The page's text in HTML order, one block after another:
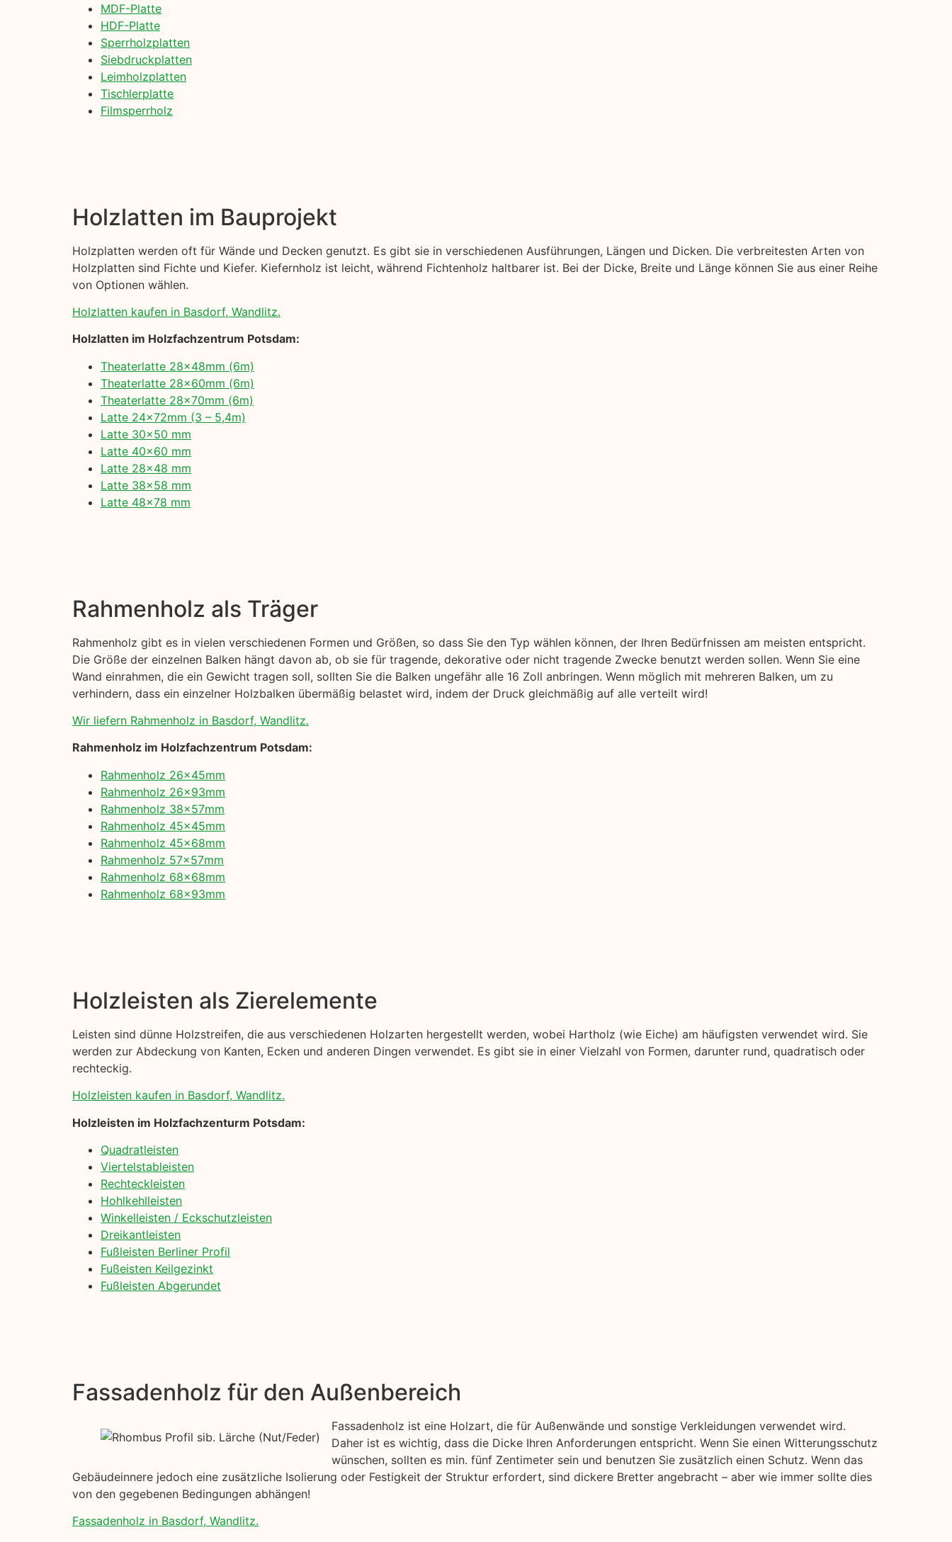
MDF-Platte
HDF-Platte
Sperrholzplatten
Siebdruckplatten
Leimholzplatten
Tischlerplatte
Filmsperrholz
Holzlatten im Bauprojekt
Holzplatten werden oft für Wände und Decken genutzt. Es gibt sie in verschiedenen Ausführungen, Längen und Dicken. Die verbreitesten Arten von
Holzplatten sind Fichte und Kiefer. Kiefernholz ist leicht, während Fichtenholz haltbarer ist. Bei der Dicke, Breite und Länge können Sie aus einer Reihe
von Optionen wählen.
Holzlatten kaufen in Basdorf, Wandlitz.
Holzlatten im Holzfachzentrum Potsdam:
Theaterlatte 28x48mm (6m)
Theaterlatte 28x60mm (6m)
Theaterlatte 28x70mm (6m)
Latte 24x72mm (3 – 5,4m)
Latte 30×50 mm
Latte 40×60 mm
Latte 28×48 mm
Latte 38×58 mm
Latte 48×78 mm
Rahmenholz als Träger
Rahmenholz gibt es in vielen verschiedenen Formen und Größen, so dass Sie den Typ wählen können, der Ihren Bedürfnissen am meisten entspricht.
Die Größe der einzelnen Balken hängt davon ab, ob sie für tragende, dekorative oder nicht tragende Zwecke benutzt werden sollen. Wenn Sie eine
Wand einrahmen, die ein Gewicht tragen soll, sollten Sie die Balken ungefähr alle 16 Zoll anbringen. Wenn möglich mit mehreren Balken, um zu
verhindern, dass ein einzelner Holzbalken übermäßig belastet wird, indem der Druck gleichmäßig auf alle verteilt wird!
Wir liefern Rahmenholz in Basdorf, Wandlitz.
Rahmenholz im Holzfachzentrum Potsdam:
Rahmenholz 26x45mm
Rahmenholz 26x93mm
Rahmenholz 38x57mm
Rahmenholz 45x45mm
Rahmenholz 45x68mm
Rahmenholz 57x57mm
Rahmenholz 68x68mm
Rahmenholz 68x93mm
Holzleisten als Zierelemente
Leisten sind dünne Holzstreifen, die aus verschiedenen Holzarten hergestellt werden, wobei Hartholz (wie Eiche) am häufigsten verwendet wird. Sie
werden zur Abdeckung von Kanten, Ecken und anderen Dingen verwendet. Es gibt sie in einer Vielzahl von Formen, darunter rund, quadratisch oder
rechteckig.
Holzleisten kaufen in Basdorf, Wandlitz.
Holzleisten im Holzfachzenturm Potsdam:
Quadratleisten
Viertelstableisten
Rechteckleisten
Hohlkehlleisten
Winkelleisten / Eckschutzleisten
Dreikantleisten
Fußleisten Berliner Profil
Fußeisten Keilgezinkt
Fußleisten Abgerundet
Fassadenholz für den Außenbereich
Fassadenholz ist eine Holzart, die für Außenwände und sonstige Verkleidungen verwendet wird.
Daher ist es wichtig, dass die Dicke Ihren Anforderungen entspricht. Wenn Sie einen Witterungsschutz
wünschen, sollten es min. fünf Zentimeter sein und benutzen Sie zusätzlich einen Schutz. Wenn das
Gebäudeinnere jedoch eine zusätzliche Isolierung oder Festigkeit der Struktur erfordert, sind dickere Bretter angebracht – aber wie immer sollte dies
von den gegebenen Bedingungen abhängen!
Fassadenholz in Basdorf, Wandlitz.